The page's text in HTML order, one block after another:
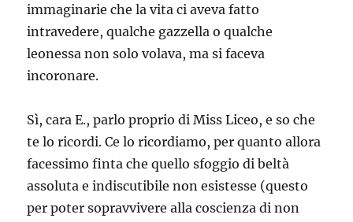
immaginarie che la vita ci aveva fatto
intravedere, qualche gazzella o qualche
leonessa non solo volava, ma si faceva
incoronare.
Sì, cara E., parlo proprio di Miss Liceo, e so che
te lo ricordi. Ce lo ricordiamo, per quanto allora
facessimo finta che quello sfoggio di beltà
assoluta e indiscutibile non esistesse (questo
per poter sopravvivere alla coscienza di non